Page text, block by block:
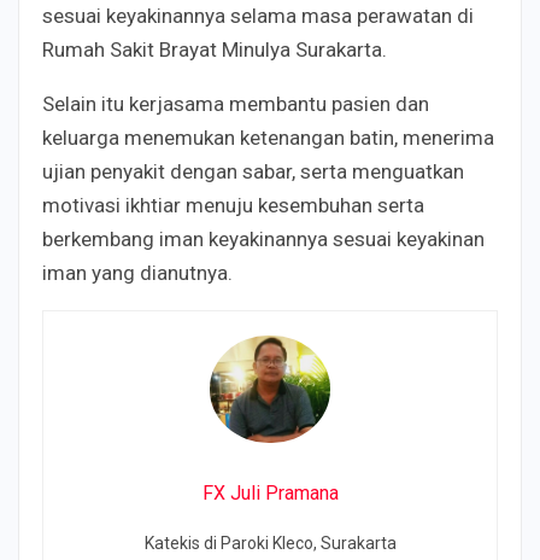
sesuai keyakinannya selama masa perawatan di
Rumah Sakit Brayat Minulya Surakarta.
Selain itu kerjasama membantu pasien dan
keluarga menemukan ketenangan batin, menerima
ujian penyakit dengan sabar, serta menguatkan
motivasi ikhtiar menuju kesembuhan serta
berkembang iman keyakinannya sesuai keyakinan
iman yang dianutnya.
FX Juli Pramana
Katekis di Paroki Kleco, Surakarta